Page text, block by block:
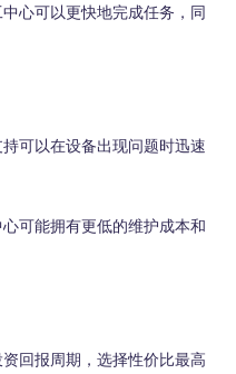
心可以更快地完成任务，同
可以在设备出现问题时迅速
可能拥有更低的维护成本和
回报周期，选择性价比最高